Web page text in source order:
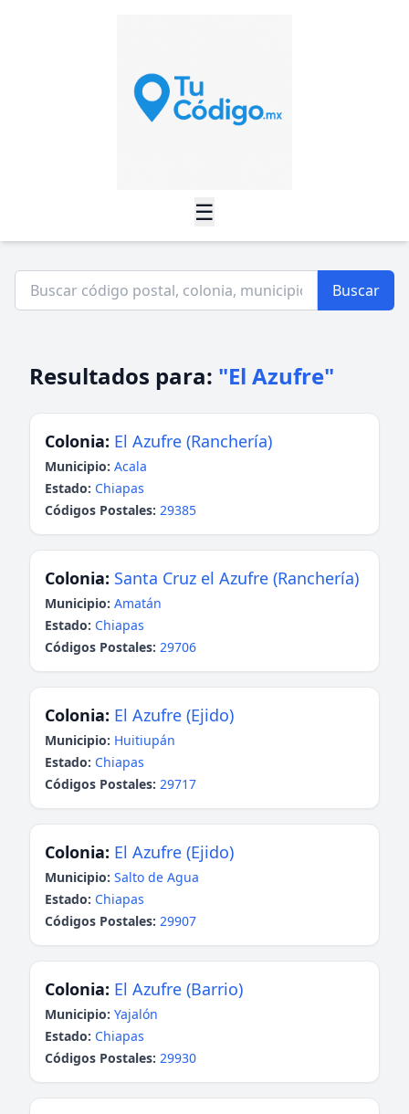
☰
Buscar
Resultados para: "El Azufre"
Colonia: El Azufre (Ranchería)
Municipio: Acala
Estado: Chiapas
Códigos Postales: 29385
Colonia: Santa Cruz el Azufre (Ranchería)
Municipio: Amatán
Estado: Chiapas
Códigos Postales: 29706
Colonia: El Azufre (Ejido)
Municipio: Huitiupán
Estado: Chiapas
Códigos Postales: 29717
Colonia: El Azufre (Ejido)
Municipio: Salto de Agua
Estado: Chiapas
Códigos Postales: 29907
Colonia: El Azufre (Barrio)
Municipio: Yajalón
Estado: Chiapas
Códigos Postales: 29930